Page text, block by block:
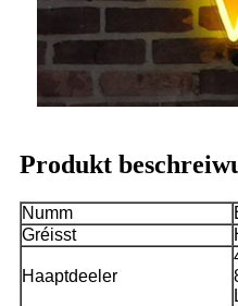
Produkt
Numm
Gréisst
Haaptdeeler